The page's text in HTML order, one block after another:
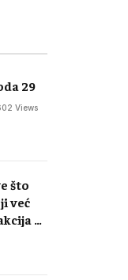
29
Views
što
već
u